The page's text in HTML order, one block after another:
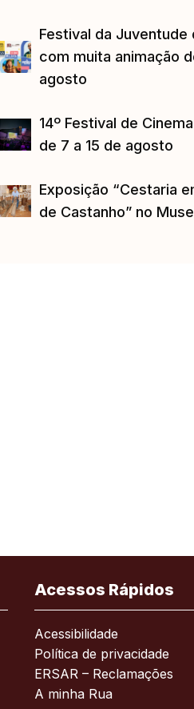
Festival da Juventude
com muita animação
agosto
14º Festival de
de 7 a 15 de agosto
Exposição “Cestaria
de Castanho” no
Acessos Rápidos
Acessibilidade
Política de privacidade
ERSAR – Reclamações
A minha Rua